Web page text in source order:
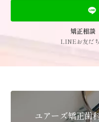
矯正相談
LINEお友だ
ユアーズ矯正歯